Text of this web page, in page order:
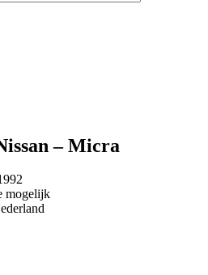
– Micra
mogelijk